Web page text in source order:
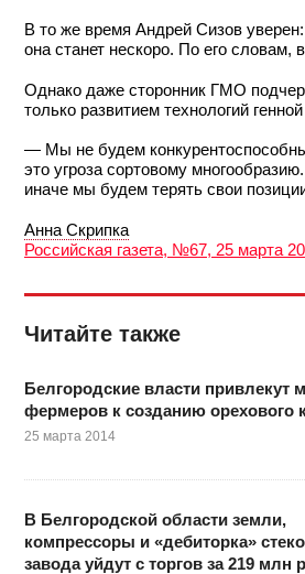
В то же время Андрей Сизов
она станет нескоро. По его
Однако даже сторонник ГМО
только развитием технологий
— Мы не будем
это угроза сортовому
иначе мы будем терять свои
Анна Скрипка
Российская газета, №67, 25 марта
Читайте также
Белгородские власти привлекут
фермеров к созданию орехового
25 марта 2014
В Белгородской области земли,
компрессоры и «дебиторка»
завода уйдут с торгов за 219 млн